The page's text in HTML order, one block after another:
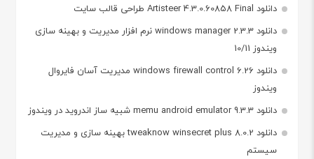
دانلود Artisteer 4.3.0.60858 Final طراحی قالب سایت
دانلود windows manager 2.3.3 نرم افزار مدیریت و بهینه سازی
ویندوز 10/11
دانلود windows firewall control 6.26 مدیریت آسان فایروال
ویندوز
دانلود memu android emulator 9.3.3 شبیه ساز اندروید در ویندوز
دانلود tweaknow winsecret plus 8.0.2 بهینه سازی و مدیریت
سیستم